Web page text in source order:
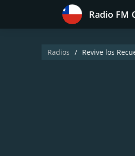
Radio FM
Radios Revive los